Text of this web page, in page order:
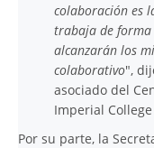
colaboración es
trabaja de forma
alcanzarán los
colaborativo",
asociado del
Imperial
Por su parte, la